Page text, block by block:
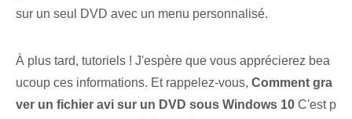
sur un seul DVD avec un menu personnalisé.
À plus tard, tutoriels ! J'espère que vous apprécierez bea
ucoup ces informations. Et rappelez-vous, Comment gra
ver un fichier avi sur un DVD sous Windows 10 C'est p